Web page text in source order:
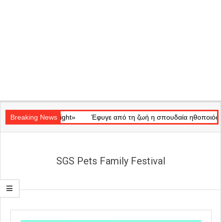
Navigation
Menu
Breaking News
«Ray of Light» Έφυγε από τη ζωή η σπουδαία ηθοποιός Μάρω
SGS Pets Family Festival